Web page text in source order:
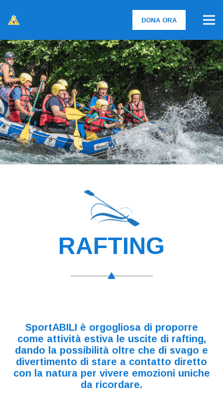
DONA ORA
RAFTING
SportABILI è orgogliosa di proporre
come attività estiva le uscite di rafting,
dando la possibilità oltre che di svago e
divertimento di stare a contatto diretto
con la natura per vivere emozioni uniche
da ricordare.